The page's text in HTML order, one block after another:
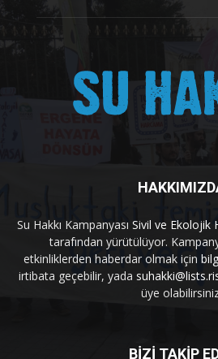
Su Hakkı Kampanyası Sivil ve Ekolojik
tarafından yürütülüyor.
etkinliklerden haberdar olmak için
irtibata geçebilir, yada
üye
BİZİ TAKİP